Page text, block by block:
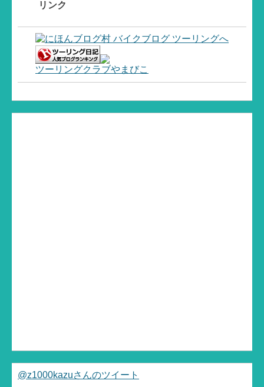
リンク
ツーリングクラブやまびこ
@z1000kazuさんのツイート